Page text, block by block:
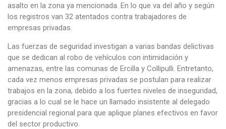
asalto en la zona ya mencionada. En lo que va del año y según
los registros van 32 atentados contra trabajadores de
empresas privadas.
Las fuerzas de seguridad investigan a varias bandas delictivas
que se dedican al robo de vehículos con intimidación y
amenazas, entre las comunas de Ercilla y Collipulli. Entretanto,
cada vez menos empresas privadas se postulan para realizar
trabajos en la zona, debido a los fuertes niveles de inseguridad,
gracias a lo cual se le hace un llamado insistente al delegado
presidencial regional para que aplique planes efectivos en favor
del sector productivo.